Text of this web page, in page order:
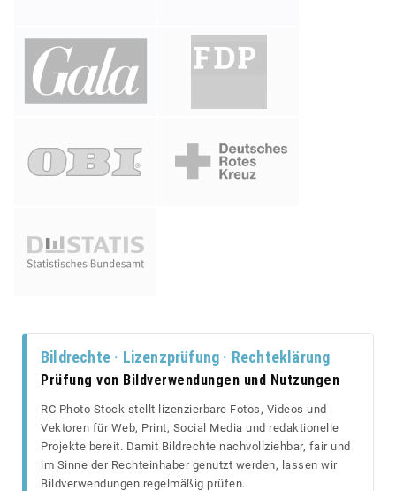
Bildrechte · Lizenzprüfung · Rechteklärung
Prüfung von Bildverwendungen und Nutzungen
RC Photo Stock stellt lizenzierbare Fotos, Videos und
Vektoren für Web, Print, Social Media und redaktionelle
Projekte bereit. Damit Bildrechte nachvollziehbar, fair und
im Sinne der Rechteinhaber genutzt werden, lassen wir
Bildverwendungen regelmäßig prüfen.